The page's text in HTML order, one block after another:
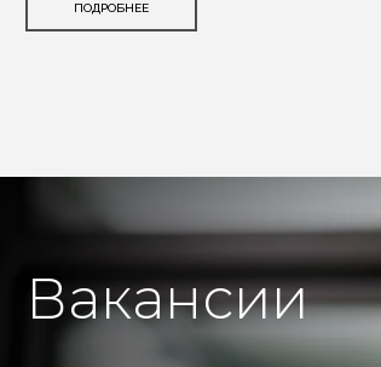
ПОДРОБНЕЕ
Вакансии